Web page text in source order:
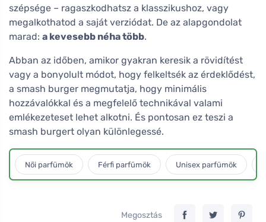
szépsége – ragaszkodhatsz a klasszikushoz, vagy
megalkothatod a saját verziódat. De az alapgondolat
marad: a kevesebb néha több.
Abban az időben, amikor gyakran keresik a rövidítést
vagy a bonyolult módot, hogy felkeltsék az érdeklődést,
a smash burger megmutatja, hogy minimális
hozzávalókkal és a megfelelő technikával valami
emlékezeteset lehet alkotni. És pontosan ez teszi a
smash burgert olyan különlegessé.
Női parfümök Férfi parfümök Unisex parfümök
Megosztás